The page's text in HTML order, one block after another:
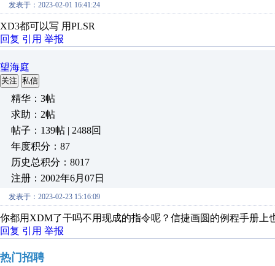
发表于：2023-02-01 16:41:24
XD3都可以写 用PLSR
回复 引用 举报
望海庭
关注 私信
精华：3帖
求助：2帖
帖子：139帖 | 2488回
年度积分：87
历史总积分：8017
注册：2002年6月07日
发表于：2023-02-23 15:16:09
你都用XDM了干吗不用现成的指令呢？信捷画圆的例程手册上
回复 引用 举报
热门招聘